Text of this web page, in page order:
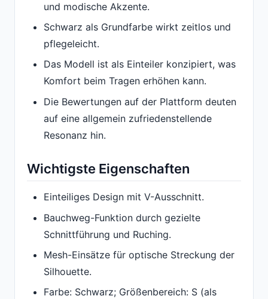
und modische Akzente.
Schwarz als Grundfarbe wirkt zeitlos und
pflegeleicht.
Das Modell ist als Einteiler konzipiert, was
Komfort beim Tragen erhöhen kann.
Die Bewertungen auf der Plattform deuten
auf eine allgemein zufriedenstellende
Resonanz hin.
Wichtigste Eigenschaften
Einteiliges Design mit V-Ausschnitt.
Bauchweg-Funktion durch gezielte
Schnittführung und Ruching.
Mesh-Einsätze für optische Streckung der
Silhouette.
Farbe: Schwarz; Größenbereich: S (als